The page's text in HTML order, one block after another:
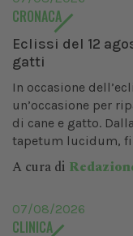
CRONACA
Eclissi del 12
gatti
In occasione
un’occasione per
di cane e gatto.
tapetum lucidum,
A cura di
07/08/2026
CLINICA